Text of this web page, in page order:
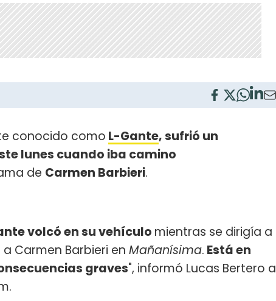
conocido como L-Gante, sufrió un
lunes cuando iba camino
de Carmen Barbieri.
volcó en su vehículo mientras se dirigía a
Carmen Barbieri en Mañanísima. Está en
graves", informó Lucas Bertero a